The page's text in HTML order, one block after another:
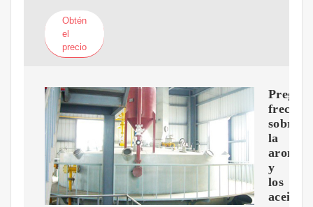
Obtén
el
precio
sobre
la
y
los
aceites